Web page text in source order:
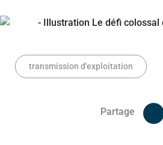
transmission d'exploitation
Partage